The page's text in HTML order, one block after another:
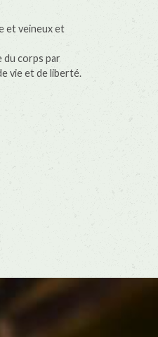
et veineux et
du corps par
vie et de liberté.